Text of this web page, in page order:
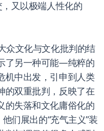
又以极端人性化的
众文化与文化批判的结
了另一种可能—纯粹的
机中出发，引申到人类
的双重批判，反映了在
的失落和文化庸俗化的
们展出的“充气主义”装